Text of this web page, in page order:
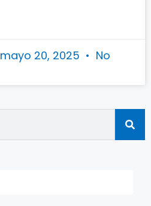
mayo 20, 2025
No